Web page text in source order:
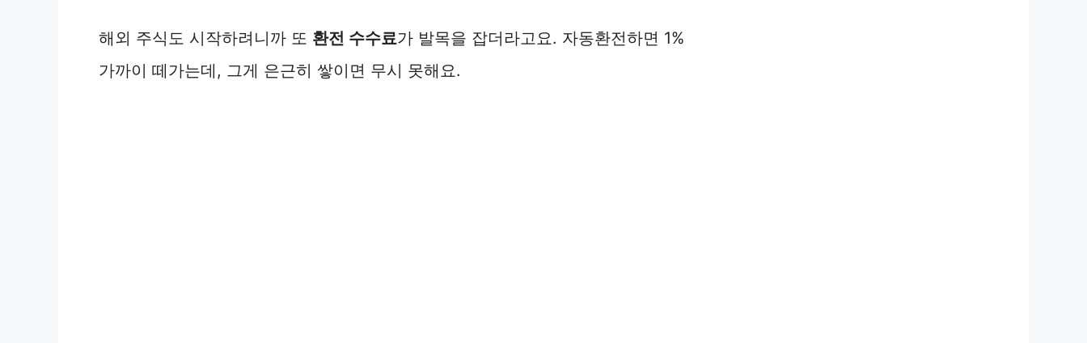
해외 주식도 시작하려니까 또 환전 수수료가 발목을 잡더라고요. 자동환전하면 1%
가까이 떼가는데, 그게 은근히 쌓이면 무시 못해요.